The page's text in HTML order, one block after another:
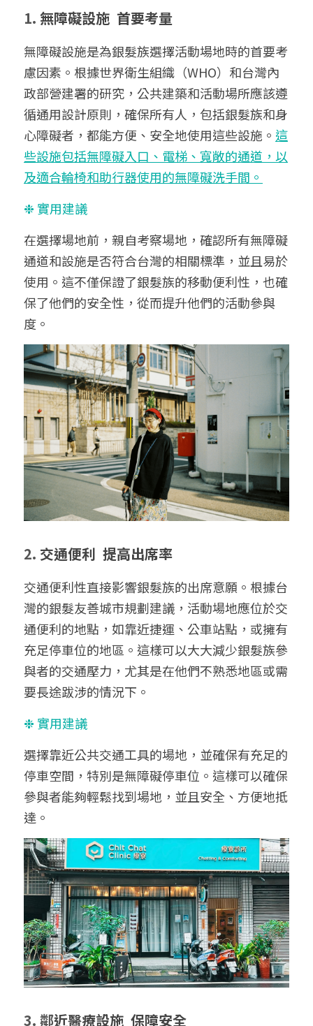
1. 無障礙設施  首要考量
無障礙設施是為銀髮族選擇活動場地時的首要考
慮因素。根據世界衛生組織（WHO）和台灣內
政部營建署的研究，公共建築和活動場所應該遵
循通用設計原則，確保所有人，包括銀髮族和身
心障礙者，都能方便、安全地使用這些設施。 這
些設施包括無障礙入口、電梯、寬敞的通道，以
及適合輪椅和助行器使用的無障礙洗手間。
❉ 實用建議
在選擇場地前，親自考察場地，確認所有無障礙
通道和設施是否符合台灣的相關標準，並且易於
使用。這不僅保證了銀髮族的移動便利性，也確
保了他們的安全性，從而提升他們的活動參與
度。
2. 交通便利  提高出席率
交通便利性直接影響銀髮族的出席意願。根據台
灣的銀髮友善城市規劃建議，活動場地應位於交
通便利的地點，如靠近捷運、公車站點，或擁有
充足停車位的地區。這樣可以大大減少銀髮族參
與者的交通壓力，尤其是在他們不熟悉地區或需
要長途跋涉的情況下。
❉ 實用建議
選擇靠近公共交通工具的場地，並確保有充足的
停車空間，特別是無障礙停車位。這樣可以確保
參與者能夠輕鬆找到場地，並且安全、方便地抵
達。
3. 鄰近醫療設施  保障安全